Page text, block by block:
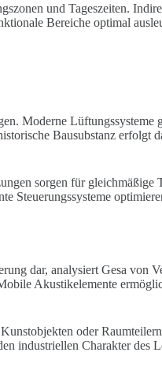
und Tageszeiten.
Bereiche optimal
Moderne Lüftungssysteme
Bausubstanz erfolgt
sorgen für gleichmäßige
Steuerungssysteme
dar, analysiert Gesa von
Akustikelemente
oder
industriellen Charakter des